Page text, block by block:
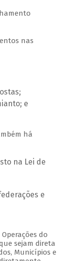
nas
e
há
na Lei de
e
do
sejam direta
Municípios e